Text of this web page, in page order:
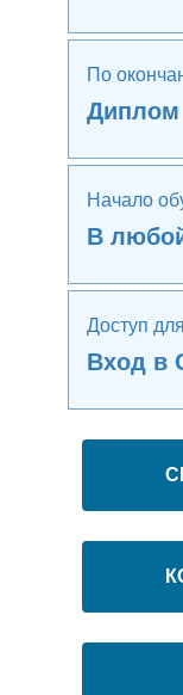
По
Диплом
Начало
В
Доступ
Вход в